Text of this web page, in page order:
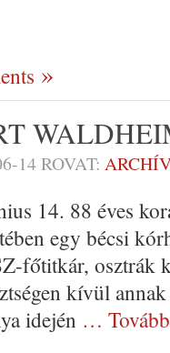
14ROVAT:
14. 88 éves
egy bécsi
főtitkár, osztrák
kívül
idején …